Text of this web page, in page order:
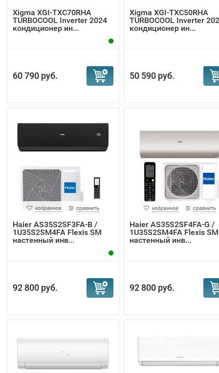
Xigma XGI-TXC70RHA
TURBOCOOL Inverter 2024
кондиционер ин...
60 790 руб.
Xigma XGI-TXC50RHA
TURBOCOOL Inverter
кондиционер ин...
50 590 руб.
избранное сравнить
Haier AS35S2SF3FA-B /
1U35S2SM4FA Flexis SM
настенный инв...
92 800 руб.
избранное сравнить
Haier AS35S2SF4FA-G /
1U35S2SM4FA Flexis SM
настенный инв...
92 800 руб.